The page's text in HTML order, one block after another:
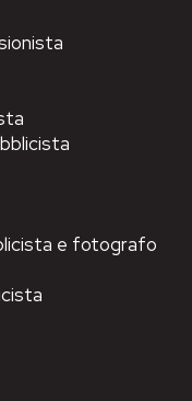
e fotografo